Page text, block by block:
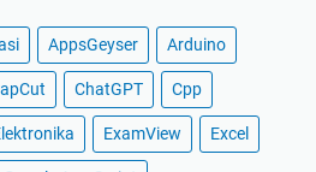
AppsGeyser Arduino
ChatGPT Cpp
ExamView Excel